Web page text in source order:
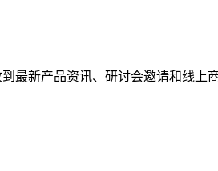
最新产品资讯、研讨会邀请和线上